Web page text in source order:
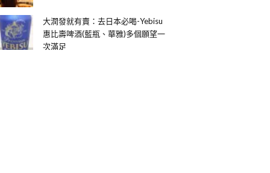
大潤發就有賣：去日本必喝-Yebisu
惠比壽啤酒(藍瓶、華雅)多個願望一
次滿足